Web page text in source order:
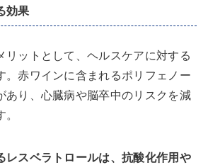
効果
リットとして、ヘルスケアに対する
。赤ワインに含まれるポリフェノー
あり、心臓病や脳卒中のリスクを減
レスベラトロールは、抗酸化作用や